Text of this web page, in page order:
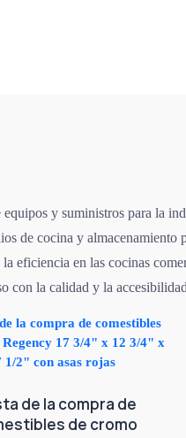
y suministros para la
de cocina y
eficiencia en las cocinas
con la calidad y la
de la compra de
de cromo